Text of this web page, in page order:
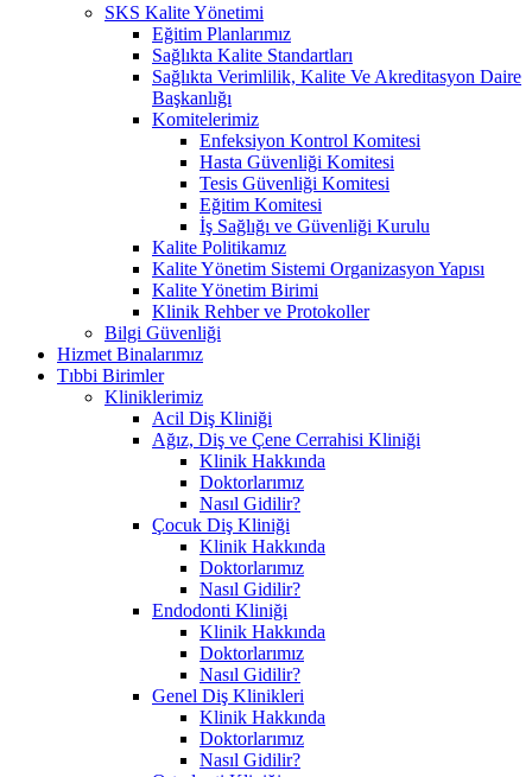
SKS Kalite Yönetimi
Eğitim Planlarımız
Sağlıkta Kalite Standartları
Sağlıkta Verimlilik, Kalite Ve Akreditasyon Daire
Başkanlığı
Komitelerimiz
Enfeksiyon Kontrol Komitesi
Hasta Güvenliği Komitesi
Tesis Güvenliği Komitesi
Eğitim Komitesi
İş Sağlığı ve Güvenliği Kurulu
Kalite Politikamız
Kalite Yönetim Sistemi Organizasyon Yapısı
Kalite Yönetim Birimi
Klinik Rehber ve Protokoller
Bilgi Güvenliği
Hizmet Binalarımız
Tıbbi Birimler
Kliniklerimiz
Acil Diş Kliniği
Ağız, Diş ve Çene Cerrahisi Kliniği
Klinik Hakkında
Doktorlarımız
Nasıl Gidilir?
Çocuk Diş Kliniği
Klinik Hakkında
Doktorlarımız
Nasıl Gidilir?
Endodonti Kliniği
Klinik Hakkında
Doktorlarımız
Nasıl Gidilir?
Genel Diş Klinikleri
Klinik Hakkında
Doktorlarımız
Nasıl Gidilir?